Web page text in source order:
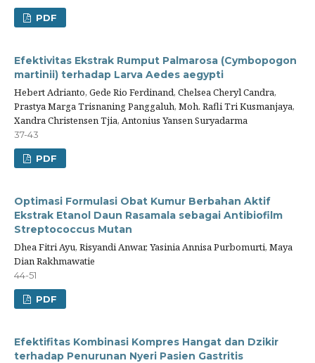
PDF
Efektivitas Ekstrak Rumput Palmarosa (Cymbopogon
martinii) terhadap Larva Aedes aegypti
Hebert Adrianto, Gede Rio Ferdinand, Chelsea Cheryl Candra,
Prastya Marga Trisnaning Panggaluh, Moh. Rafli Tri Kusmanjaya,
Xandra Christensen Tjia, Antonius Yansen Suryadarma
37-43
PDF
Optimasi Formulasi Obat Kumur Berbahan Aktif
Ekstrak Etanol Daun Rasamala sebagai Antibiofilm
Streptococcus Mutan
Dhea Fitri Ayu, Risyandi Anwar, Yasinia Annisa Purbomurti, Maya
Dian Rakhmawatie
44-51
PDF
Efektifitas Kombinasi Kompres Hangat dan Dzikir
terhadap Penurunan Nyeri Pasien Gastritis